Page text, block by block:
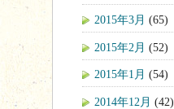
2015年3月 (65)
2015年2月 (52)
2015年1月 (54)
2014年12月 (42)